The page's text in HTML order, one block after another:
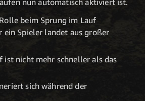
nun automatisch aktiviert ist.
beim Sprung im Lauf
ein Spieler landet aus großer
ist nicht mehr schneller als das
sich während der